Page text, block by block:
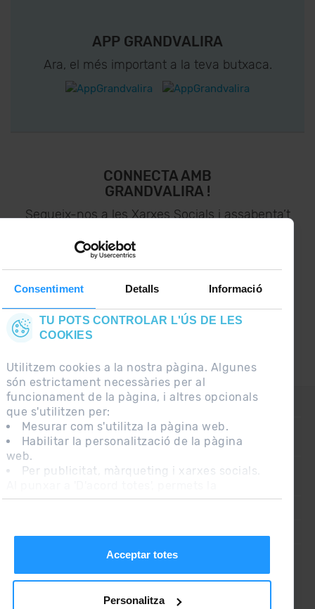
Consentiment Detalls Informació
TU POTS CONTROLAR L'ÚS DE LES
COOKIES
Utilitzem cookies a la nostra pàgina. Algunes
són estrictament necessàries per al
funcionament de la pàgina, i altres opcionals
que s'utilitzen per:
Mesurar com s'utilitza la pàgina web.
Habilitar la personalització de la pàgina
web.
Per publicitat, màrqueting i xarxes socials.
instal·lació de les cookies. Si prefereixes
Acceptar totes
Personalitza
APP GRANDVALIRA
Ara, el més important a la teva butxaca.
CONNECTA AMB
GRANDVALIRA !
Segueix-nos a les Xarxes Socials i assabenta’t
lo últim el primer :)
CONTACTE
PREGUNTES FREQÜENTS